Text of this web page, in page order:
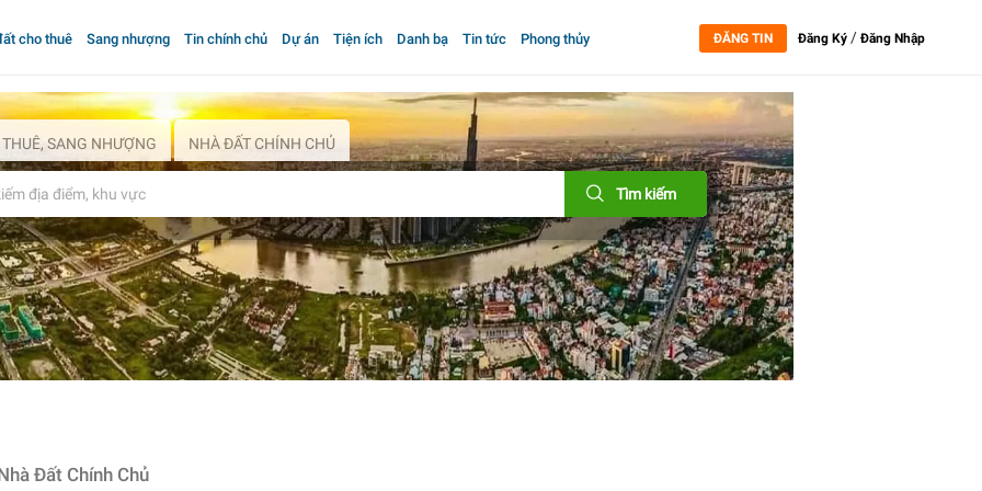
cho thuê Sang nhượng Tin chính chủ Dự án Tiện ích Danh bạ Tin tức Phong thủy ĐĂNG TIN Đăng Ký /Đăng Nhập
SANG NHƯỢNG NHÀ ĐẤT CHÍNH CHỦ
Đất Chính Chủ